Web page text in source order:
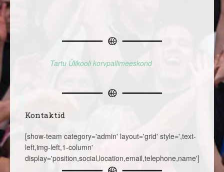
Tartu Ülikooli korvpallimeeskond
Kontaktid
[show-team category='admin' layout='grid' style=',text-
left,img-left,1-column'
display='position,social,location,email,telephone,name']